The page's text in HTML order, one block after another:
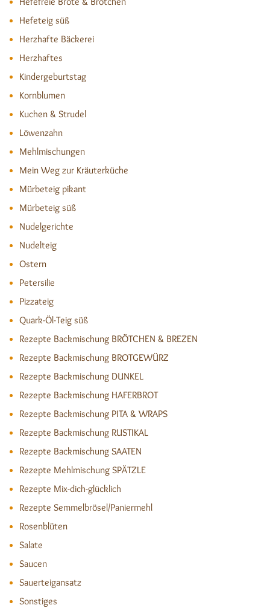
Hefeteig süß
Herzhafte Bäckerei
Herzhaftes
Kindergeburtstag
Kornblumen
Kuchen & Strudel
Löwenzahn
Mehlmischungen
Mein Weg zur Kräuterküche
Mürbeteig pikant
Mürbeteig süß
Nudelgerichte
Nudelteig
Ostern
Petersilie
Pizzateig
Quark-Öl-Teig süß
Rezepte Backmischung BRÖTCHEN & BREZEN
Rezepte Backmischung BROTGEWÜRZ
Rezepte Backmischung DUNKEL
Rezepte Backmischung HAFERBROT
Rezepte Backmischung PITA & WRAPS
Rezepte Backmischung RUSTIKAL
Rezepte Backmischung SAATEN
Rezepte Mehlmischung SPÄTZLE
Rezepte Mix-dich-glücklich
Rezepte Semmelbrösel/Paniermehl
Rosenblüten
Salate
Saucen
Sauerteigansatz
Sonstiges